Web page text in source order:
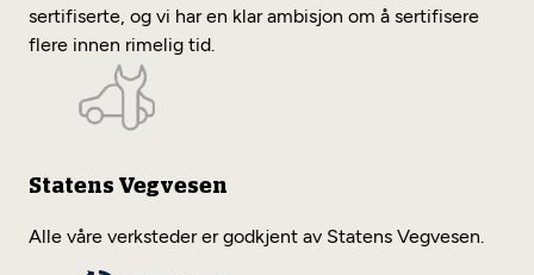
sertifiserte, og vi har en klar ambisjon om å sertifisere
flere innen rimelig tid.
Statens Vegvesen
Alle våre verksteder er godkjent av Statens Vegvesen.